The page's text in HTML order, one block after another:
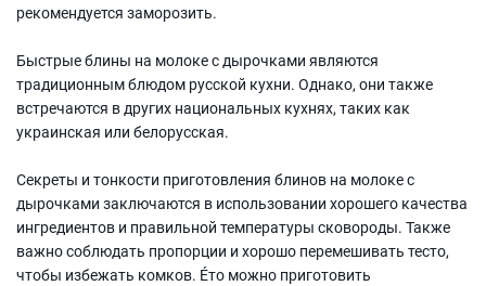
рекомендуется заморозить.
Быстрые блины на молоке с дырочками являются
традиционным блюдом русской кухни. Однако, они также
встречаются в других национальных кухнях, таких как
украинская или белорусская.
Секреты и тонкости приготовления блинов на молоке с
дырочками заключаются в использовании хорошего качества
ингредиентов и правильной температуры сковороды. Также
важно соблюдать пропорции и хорошо перемешивать тесто,
чтобы избежать комков. Éто можно приготовить